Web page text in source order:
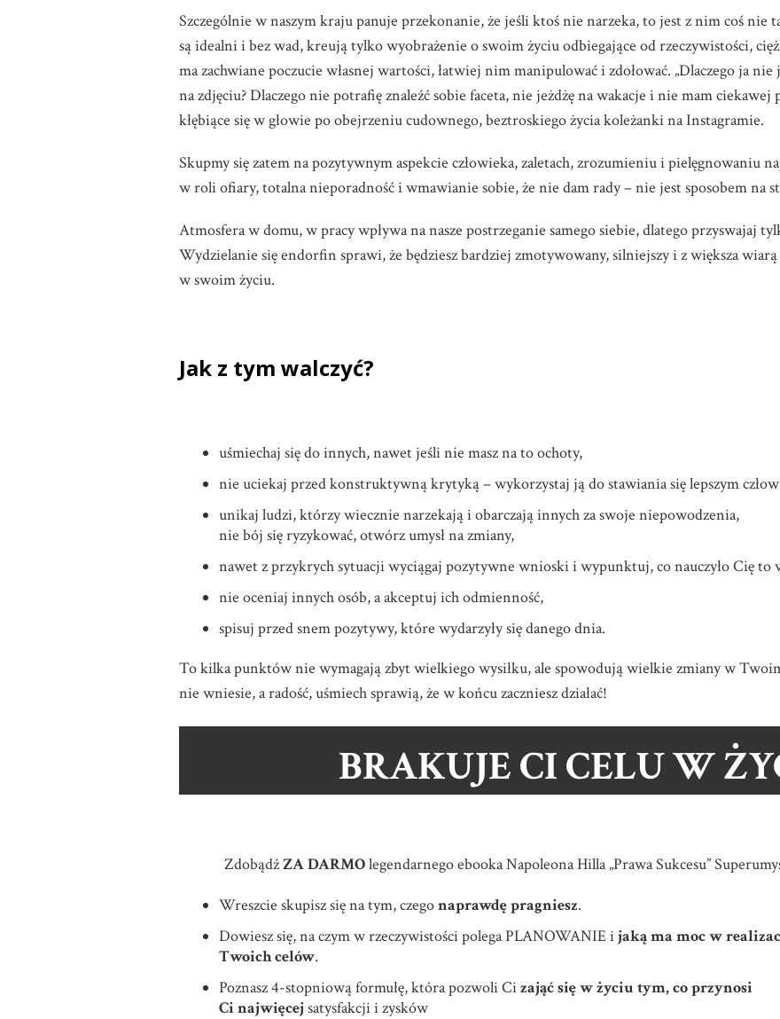
Szczególnie w naszym kraju panuje przekonanie, że jeśli ktoś nie narzeka, to jest z nim coś
są idealni i bez wad, kreują tylko wyobrażenie o swoim życiu odbiegające od rzeczywistości,
ma zachwiane poczucie własnej wartości, łatwiej nim manipulować i zdołować. „Dlaczego ja
na zdjęciu? Dlaczego nie potrafię znaleźć sobie faceta, nie jeżdżę na wakacje i nie mam
kłębiące się w głowie po obejrzeniu cudownego, beztroskiego życia koleżanki na Instagramie.
Skupmy się zatem na pozytywnym aspekcie człowieka, zaletach, zrozumieniu i pielęgnowaniu
w roli ofiary, totalna nieporadność i wmawianie sobie, że nie dam rady – nie jest sposobem na
Atmosfera w domu, w pracy wpływa na nasze postrzeganie samego siebie, dlatego przyswajaj
Wydzielanie się endorfin sprawi, że będziesz bardziej zmotywowany, silniejszy i z większa
w swoim życiu.
Jak z tym walczyć?
uśmiechaj się do innych, nawet jeśli nie masz na to ochoty,
nie uciekaj przed konstruktywną krytyką – wykorzystaj ją do stawiania się lepszym
unikaj ludzi, którzy wiecznie narzekają i obarczają innych za swoje niepowodzenia,
nie bój się ryzykować, otwórz umysł na zmiany,
nawet z przykrych sytuacji wyciągaj pozytywne wnioski i wypunktuj, co nauczyło Cię to
nie oceniaj innych osób, a akceptuj ich odmienność,
spisuj przed snem pozytywy, które wydarzyły się danego dnia.
To kilka punktów nie wymagają zbyt wielkiego wysiłku, ale spowodują wielkie zmiany w
nie wniesie, a radość, uśmiech sprawią, że w końcu zaczniesz działać!
BRAKUJE CI CELU W
ZdobądźZA DARMOlegendarnego ebooka Napoleona Hilla „Prawa Sukcesu”
Wreszcie skupisz się na tym, czegonaprawdę pragniesz.
Dowiesz się, na czym w rzeczywistości polega PLANOWANIE ijaką ma moc w
Twoich celów.
Poznasz 4-stopniową formułę, która pozwoli Cizająć się w życiu tym, co przynosi
Ci najwięcej satysfakcji i zysków